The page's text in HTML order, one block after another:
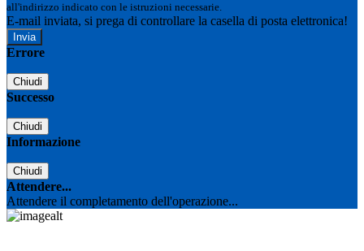
all'indirizzo indicato con le istruzioni necessarie.
E-mail inviata, si prega di controllare la casella di posta elettronica!
Errore
Chiudi
Successo
Chiudi
Informazione
Chiudi
Attendere...
Attendere il completamento dell'operazione...